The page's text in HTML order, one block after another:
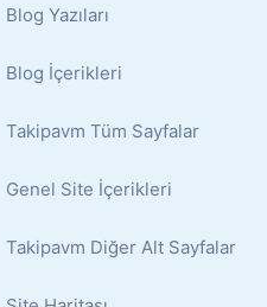
Blog Yazıları
Blog İçerikleri
Takipavm Tüm Sayfalar
Genel Site İçerikleri
Takipavm Diğer Alt Sayfalar